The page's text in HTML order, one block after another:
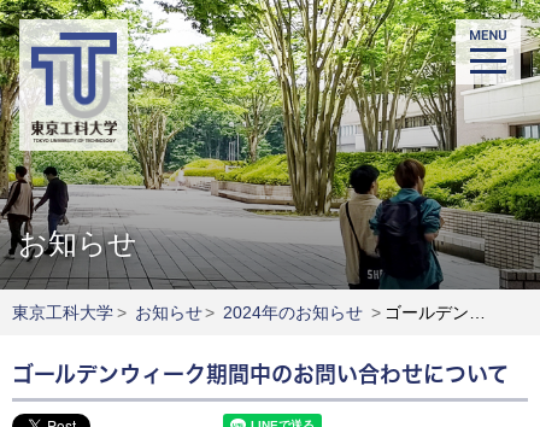
お知らせ
東京工科大学> お知らせ> 2024年のお知らせ > ゴールデンウィーク期間中のお問い合わせについて
ゴールデンウィーク期間中のお問い合わせについて